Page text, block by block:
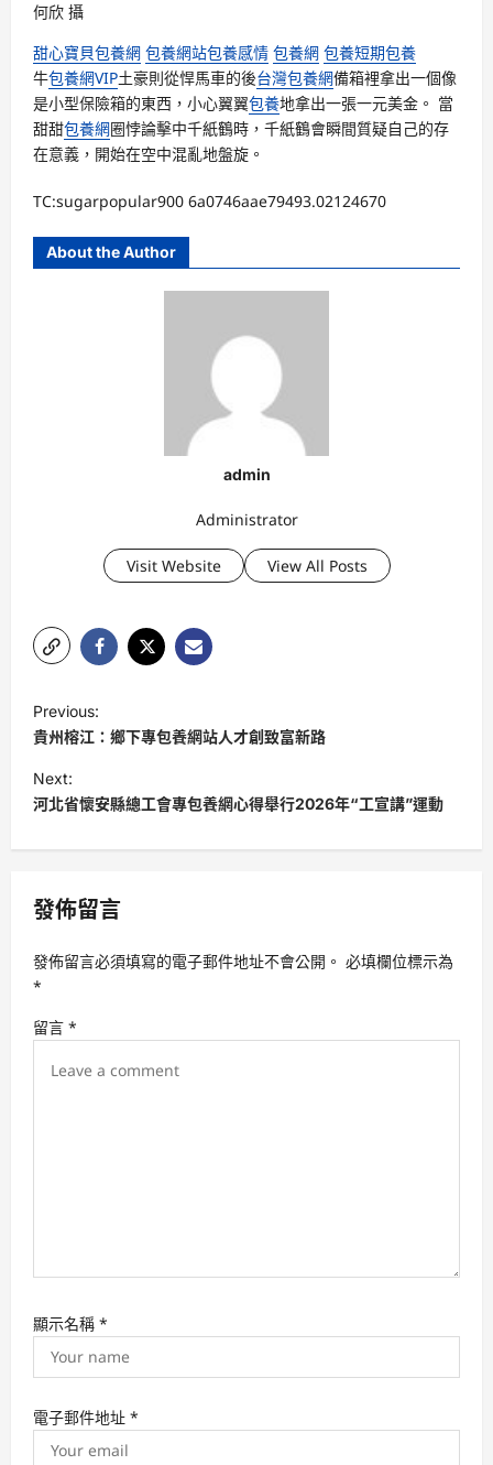
何欣 攝
甜心寶貝包養網 包養網站包養感情 包養網 包養短期包養
牛包養網VIP土豪則從悍馬車的後台灣包養網備箱裡拿出一個像
是小型保險箱的東西，小心翼翼包養地拿出一張一元美金。 當
甜甜包養網圈悖論擊中千紙鶴時，千紙鶴會瞬間質疑自己的存
在意義，開始在空中混亂地盤旋。
TC:sugarpopular900 6a0746aae79493.02124670
About the Author
admin
Administrator
Visit Website View All Posts
o
s
t
v
g
t
Previous:
貴州榕江：鄉下專包養網站人才創致富新路
Next:
河北省懷安縣總工會專包養網心得舉行2026年“工宣講”運動
發佈留言
發佈留言必須填寫的電子郵件地址不會公開。 必填欄位標示為
*
留言 *
顯示名稱 *
電子郵件地址 *